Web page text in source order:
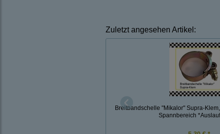
Zuletzt angesehen Artikel:
Breitbandschelle "Mikalor" Supra-
Spannbereich